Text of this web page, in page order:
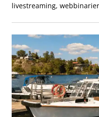
livestreaming,